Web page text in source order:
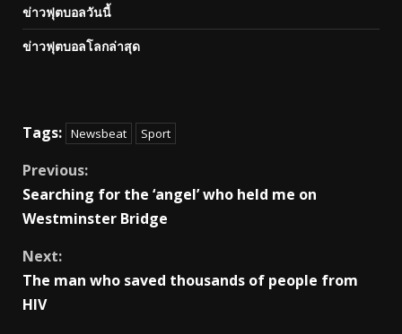
ข่าวฟุตบอลวันนี้
ข่าวฟุตบอลโลกล่าสุด
Tags: Newsbeat Sport
Continue
Reading
Previous:
Searching for the ‘angel’ who held me on
Westminster Bridge
Next:
The man who saved thousands of people from
HIV